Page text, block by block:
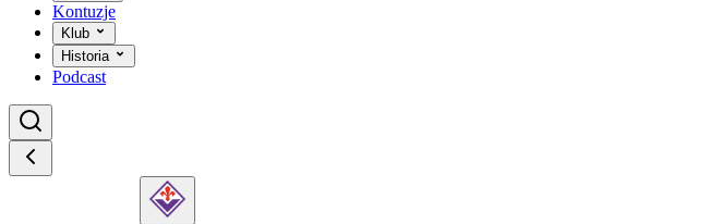
Kontuzje
Klub
Historia
Podcast